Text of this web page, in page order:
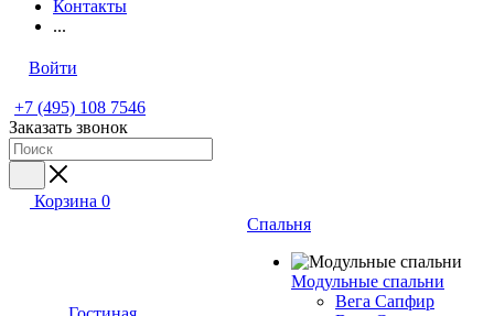
Контакты
...
Войти
+7 (495) 108 7546
Заказать звонок
Корзина 0
Спальня
Модульные спальни
Вега Сапфир